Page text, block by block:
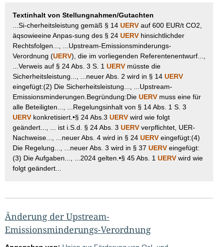
Textinhalt von Stellungnahmen/Gutachten
...Si-cherheitsleistung gemäß § 14 UERV auf 600 EUR/t CO2,
äqsowieeine Anpas-sung des § 24 UERV hinsichtlichder
Rechtsfolgen..., ...Upstream-Emissionsminderungs-
Verordnung (UERV), die im vorliegenden Referentenentwurf...,
...Verweis auf § 24 Abs. 3 S. 1 UERV müsste die
Sicherheitsleistung..., ...neuer Abs. 2 wird in § 14 UERV
eingefügt:(2) Die Sicherheitsleistung..., ...Upstream-
Emissionsminderungen.Begründung:Die UERV muss eine für
alle Beteiligten..., ...Regelungsinhalt von § 14 Abs. 1 S. 3
UERV konkretisiert.•§ 24 Abs.3 UERV wird wie folgt
geändert..., ... ist i.S.d. § 24 Abs. 3 UERV verpflichtet, UER-
Nachweise..., ...neuer Abs. 4 wird in § 24 UERV eingefügt:(4)
Die Regelung..., ...neuer Abs. 3 wird in § 37 UERV eingefügt:
(3) Die Aufgaben..., ...2024 gelten.•§ 45 Abs. 1 UERV wird wie
folgt geändert...
Änderung der Upstream-
Emissionsminderungs-Verordnung